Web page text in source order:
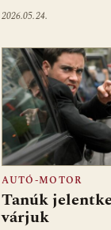
2026.05.24.
AUTÓ-MOTOR
Tanúk
várjuk